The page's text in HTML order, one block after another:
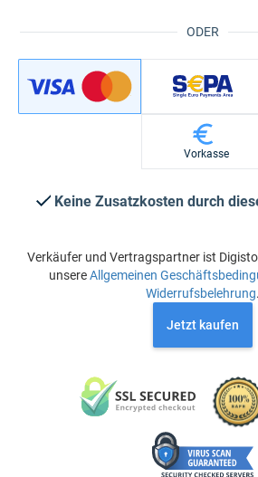
ODER
Vorkasse
Keine Zusatzkosten durch
Verkäufer und Vertragspartner ist
unsereAllgemeinen
Widerrufsbelehrung.
Jetzt kaufen